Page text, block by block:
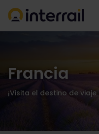
Francia
¡Visita el destino de viaje